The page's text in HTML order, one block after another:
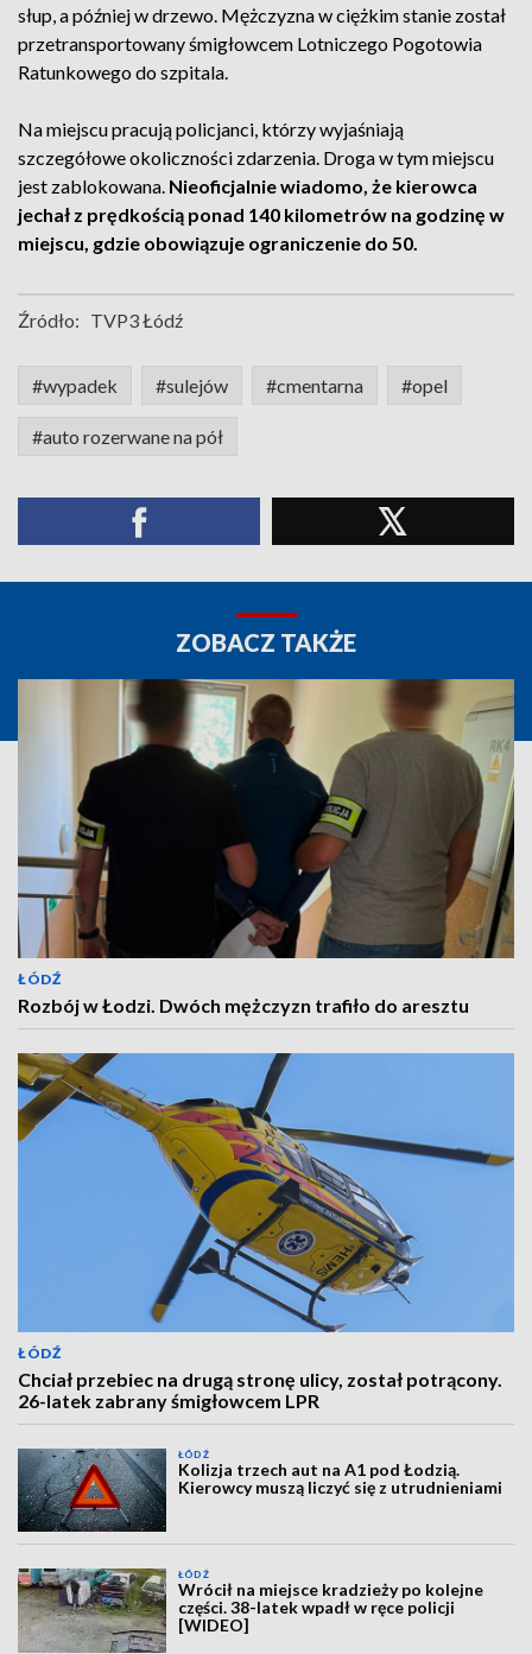
słup, a później w drzewo. Mężczyzna w ciężkim stanie został
przetransportowany śmigłowcem Lotniczego Pogotowia
Ratunkowego do szpitala.
Na miejscu pracują policjanci, którzy wyjaśniają
szczegółowe okoliczności zdarzenia. Droga w tym miejscu
jest zablokowana. Nieoficjalnie wiadomo, że kierowca
jechał z prędkością ponad 140 kilometrów na godzinę w
miejscu, gdzie obowiązuje ograniczenie do 50.
Źródło: TVP3 Łódź
#wypadek #sulejów #cmentarna #opel
#auto rozerwane na pół
ZOBACZ TAKŻE
ŁÓDŹ
Rozbój w Łodzi. Dwóch mężczyzn trafiło do aresztu
ŁÓDŹ
Chciał przebiec na drugą stronę ulicy, został potrącony.
26-latek zabrany śmigłowcem LPR
ŁÓDŹ
Kolizja trzech aut na A1 pod Łodzią.
Kierowcy muszą liczyć się z utrudnieniami
ŁÓDŹ
Wrócił na miejsce kradzieży po kolejne
części. 38-latek wpadł w ręce policji
[WIDEO]